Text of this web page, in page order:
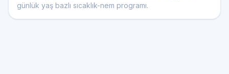
günlük yaş bazlı sıcaklık-nem programı.